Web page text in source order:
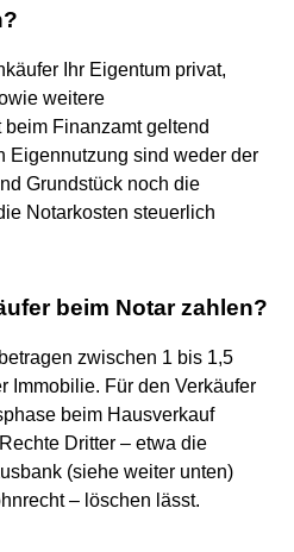
Ihr Eigentum privat,
weitere
Finanzamt geltend
Eigennutzung sind weder der
Grundstück noch die
Notarkosten steuerlich
beim Notar zahlen?
zwischen 1 bis 1,5
Immobilie. Für den Verkäufer
beim Hausverkauf
Dritter – etwa die
(siehe weiter unten)
– löschen lässt.